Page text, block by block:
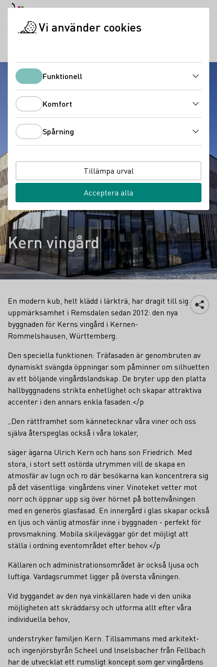
Kern vingård
En modern kub, helt klädd i lärkträ, har dragit till sig
uppmärksamhet i Remsdalen sedan 2012: den nya
byggnaden för Kerns vingård i Kernen-
Rommelshausen, Württemberg.
Den speciella funktionen: Träfasaden är genombruten av
dynamiskt svängda öppningar som påminner om silhuetten
av ett böljande vingårdslandskap. De bryter upp den platta
hallbyggnadens strikta enhetlighet och skapar attraktiva
accenter i den annars enkla fasaden.</p
„Den rättframhet som kännetecknar våra viner och oss
själva återspeglas också i våra lokaler,
säger ägarna Ulrich Kern och hans son Friedrich. Med
stora, i stort sett ostörda utrymmen vill de skapa en
atmosfär av lugn och ro där besökarna kan koncentrera sig
på det väsentliga: vingårdens viner. Vinoteket vetter mot
norr och öppnar upp sig över hörnet på bottenvåningen
med en generös glasfasad. En innergård i glas skapar också
en ljus och vänlig atmosfär inne i byggnaden - perfekt för
provsmakning. Mobila skiljeväggar gör det möjligt att
ställa i ordning eventområdet efter behov.</p
Källaren och administrationsområdet är också ljusa och
luftiga. Vardagsrummet ligger på översta våningen.
Vid byggandet av den nya vinkällaren hade vi den unika
möjligheten att skräddarsy och utforma allt efter våra
individuella behov,
understryker familjen Kern. Tillsammans med arkitekt-
och ingenjörsbyrån Scheel und lnselsbacher från Fellbach
har de utvecklat ett rumsligt koncept som ger vingårdens
Vi använder cookies
FunktionellFunktionell
Komfort
Spårning
Tillämpa urval
Acceptera alla